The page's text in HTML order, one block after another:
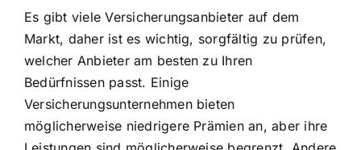
Es gibt viele Versicherungsanbieter auf dem
Markt, daher ist es wichtig, sorgfältig zu prüfen,
welcher Anbieter am besten zu Ihren
Bedürfnissen passt. Einige
Versicherungsunternehmen bieten
möglicherweise niedrigere Prämien an, aber ihre